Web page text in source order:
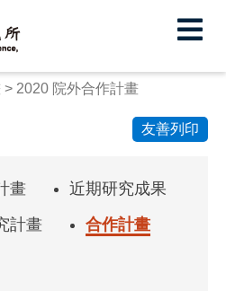
2020 院外合作計畫
友善列印
畫
近期研究成果
計畫
合作計畫